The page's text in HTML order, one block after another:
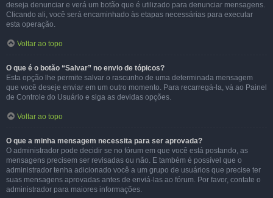
deseja denunciar e verá um botão que é utilizado para denunciar mensagens.
Clicando ali, você será encaminhado às etapas necessárias para executar
esta operação.
Voltar ao topo
O que é o botão “Salvar” no envio de tópicos?
Esta opção lhe permite salvar o rascunho de uma determinada mensagem
que você deseje enviar em um outro momento. Para recarregá-la, vá ao Painel
de Controle do Usuário e siga as devidas opções.
Voltar ao topo
O que a minha mensagem necessita para ser aprovada?
O administrador pode decidir se no fórum em que você está postando, as
mensagens precisem ser revisadas ou não. E também é possível que o
administrador tenha adicionado você a um grupo de usuários que precise ter
suas mensagens aprovadas antes de enviá-las ao fórum. Por favor, contate o
administrador para maiores informações.